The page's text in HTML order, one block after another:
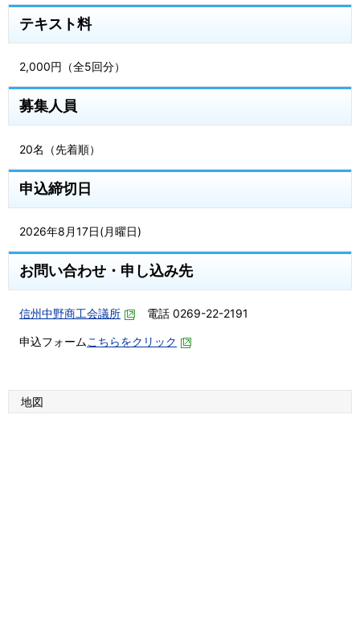
テキスト料
2,000円（全5回分）
募集人員
20名（先着順）
申込締切日
2026年8月17日(月曜日)
お問い合わせ・申し込み先
信州中野商工会議所 電話 0269-22-2191
申込フォームこちらをクリック
地図